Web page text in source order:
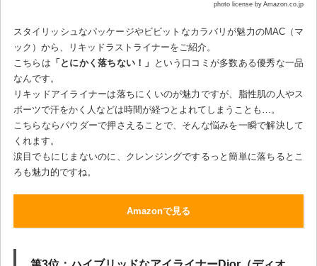
photo license by Amazon.co.jp
スタイリッシュなパッケージやビビットなカラバリが魅力のMAC（マ
ック）から、リキッドラストライナーをご紹介。
こちらは 「とにかく落ちない！」
という口コミが多数ある優秀な一品
なんです。
リキッドアイライナーは落ちにくいのが魅力ですが、脂性肌の人やス
ポーツで汗をかく人などは時間が経つとよれてしまうことも…。
こちらならパウダーで押さえることで、そんな悩みを一瞬で解決して
くれます。
涙目でもにじまないのに、クレンジングでするっと簡単に落ちるとこ
ろも魅力的ですね。
Amazonで見る